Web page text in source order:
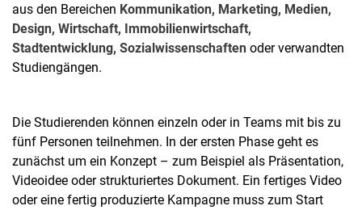
aus den Bereichen Kommunikation, Marketing, Medien,
Design, Wirtschaft, Immobilienwirtschaft,
Stadtentwicklung, Sozialwissenschaften oder verwandten
Studiengängen.
Die Studierenden können einzeln oder in Teams mit bis zu
fünf Personen teilnehmen. In der ersten Phase geht es
zunächst um ein Konzept – zum Beispiel als Präsentation,
Videoidee oder strukturiertes Dokument. Ein fertiges Video
oder eine fertig produzierte Kampagne muss zum Start